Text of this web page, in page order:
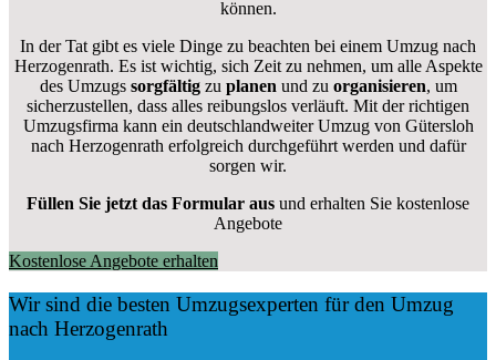
können.
In der Tat gibt es viele Dinge zu beachten bei einem Umzug nach
Herzogenrath. Es ist wichtig, sich Zeit zu nehmen, um alle Aspekte
des Umzugs sorgfältigzu planen und zu organisieren, um
sicherzustellen, dass alles reibungslos verläuft. Mit der richtigen
Umzugsfirma kann ein deutschlandweiter Umzug von Gütersloh
nach Herzogenrath erfolgreich durchgeführt werden und dafür
sorgen wir.
Füllen Sie jetzt das Formular aus und erhalten Sie kostenlose
Angebote
Kostenlose Angebote erhalten
Wir sind die besten Umzugsexperten für den Umzug
nach Herzogenrath